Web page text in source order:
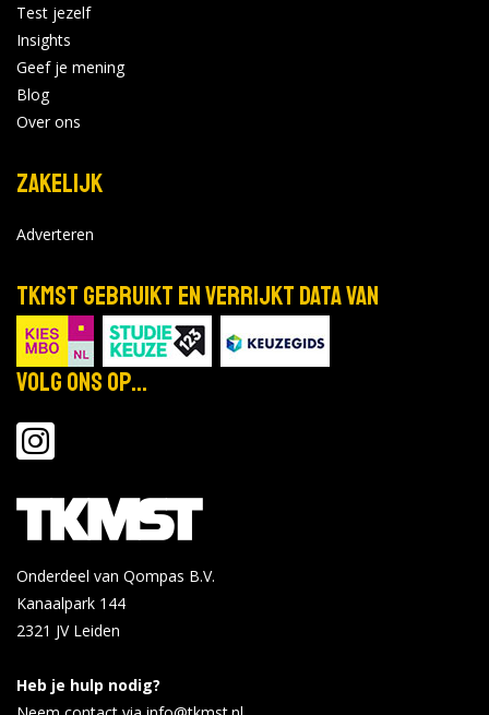
Test jezelf
Insights
Geef je mening
Blog
Over ons
Zakelijk
Adverteren
TKMST gebruikt en verrijkt data van
Volg ons op...
Onderdeel van Qompas B.V.
Kanaalpark 144
2321 JV Leiden
Heb je hulp nodig?